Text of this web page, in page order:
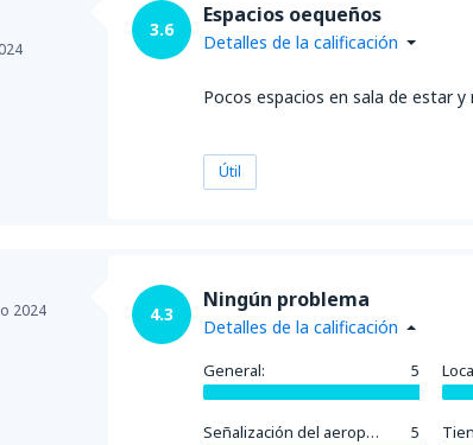
3.6
Espacios oequeños
Detalles de la calificación
Pocos espacios en sala de estar
Útil
2024 4.3
Ningún problema
Detalles de la calificación
General: 5
Señalización del aeropuerto: 5